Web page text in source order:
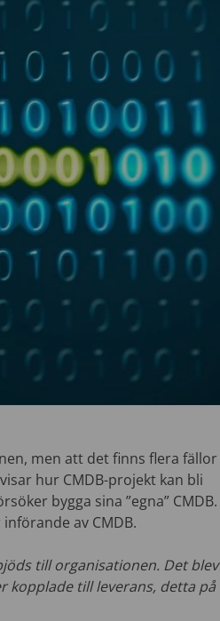
men att det finns flera fällor
hur CMDB-projekt kan bli
bygga sina ”egna” CMDB.
av CMDB.
till organisationen. Det blev
kopplade till leverans, detta på